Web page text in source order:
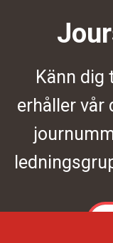
Känn dig
erhåller vår